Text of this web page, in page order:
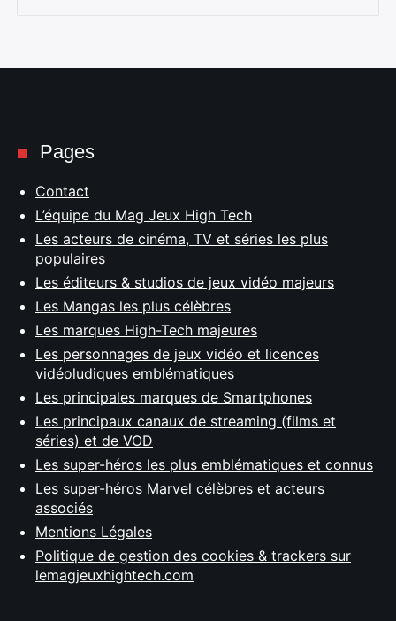
Pages
Contact
L’équipe du Mag Jeux High Tech
Les acteurs de cinéma, TV et séries les plus
populaires
Les éditeurs & studios de jeux vidéo majeurs
Les Mangas les plus célèbres
Les marques High-Tech majeures
Les personnages de jeux vidéo et licences
vidéoludiques emblématiques
Les principales marques de Smartphones
Les principaux canaux de streaming (films et
séries) et de VOD
Les super-héros les plus emblématiques et connus
Les super-héros Marvel célèbres et acteurs
associés
Mentions Légales
Politique de gestion des cookies & trackers sur
lemagjeuxhightech.com